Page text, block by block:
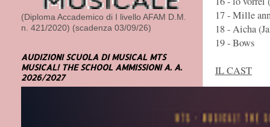
17 - Mille
18 - Aicha
19 - Bows
IL CAST
(Diploma Accademico di I livello AFAM D.M.
n. 421/2020) (scadenza 03/09/26)
AUDIZIONI SCUOLA DI MUSICAL MTS
MUSICAL! THE SCHOOL AMMISSIONI A. A.
2026/2027